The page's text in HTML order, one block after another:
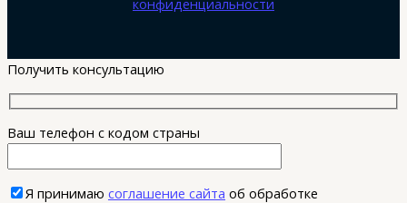
Получить консультацию
Ваш телефон с кодом страны
Я принимаю соглашение сайта об обработке